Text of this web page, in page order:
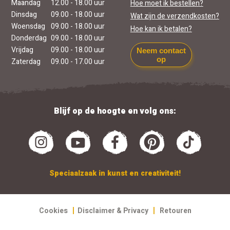
Maandag
12.00 - 18.00 uur
Dinsdag
09.00 - 18.00 uur
Woensdag 09.00 - 18.00 uur
Donderdag 09.00 - 18.00 uur
Vrijdag
09.00 - 18.00 uur
Zaterdag
09.00 - 17.00 uur
Hoe moet ik bestellen?
Wat zijn de verzendkosten?
Hoe kan ik betalen?
Neem contact
op
Blijf op de hoogte en volg ons:
Speciaalzaak in kunst en creativiteit!
Cookies | Disclaimer & Privacy | Retouren